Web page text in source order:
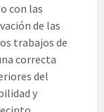
con las
de las
trabajos de
correcta
del
y